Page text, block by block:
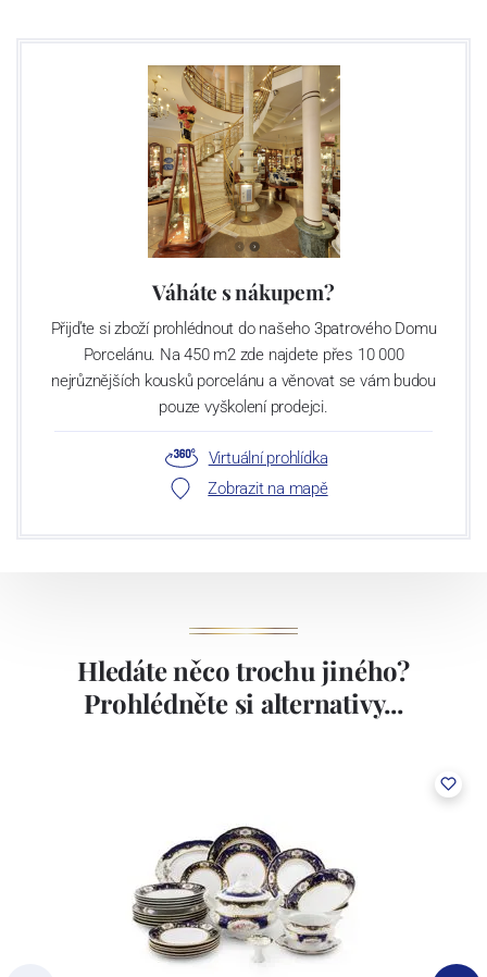
Váháte s nákupem?
Přijďte si zboží prohlédnout do našeho 3patrového Domu
Porcelánu. Na 450 m2 zde najdete přes 10 000
nejrůznějších kousků porcelánu a věnovat se vám budou
pouze vyškolení prodejci.
Virtuální prohlídka
Zobrazit na mapě
Hledáte něco trochu jiného?
Prohlédněte si alternativy...